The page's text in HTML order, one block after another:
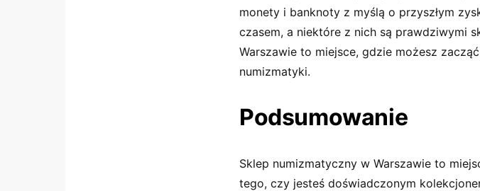
monety i banknoty z myślą o przyszłym
czasem, a niektóre z nich są prawdziwymi
Warszawie to miejsce, gdzie możesz
numizmatyki.
Podsumowanie
Sklep numizmatyczny w Warszawie to
tego, czy jesteś doświadczonym